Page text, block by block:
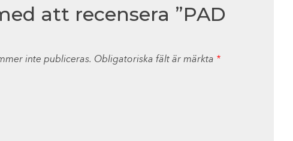
att recensera ”PAD
inte publiceras. Obligatoriska fält är märkta *